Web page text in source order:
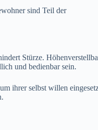
sind Teil der
Stürze.
und bedienbar sein.
ihrer selbst willen